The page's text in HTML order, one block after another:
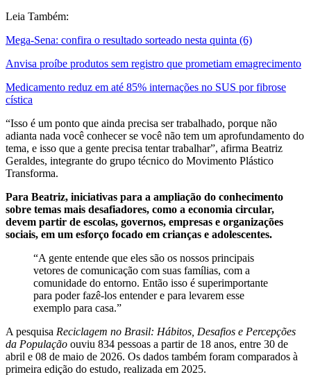
Leia Também:
Mega-Sena: confira o resultado sorteado nesta quinta (6)
Anvisa proíbe produtos sem registro que prometiam emagrecimento
Medicamento reduz em até 85% internações no SUS por fibrose
cística
“Isso é um ponto que ainda precisa ser trabalhado, porque não
adianta nada você conhecer se você não tem um aprofundamento do
tema, e isso que a gente precisa tentar trabalhar”, afirma Beatriz
Geraldes, integrante do grupo técnico do Movimento Plástico
Transforma.
Para Beatriz, iniciativas para a ampliação do conhecimento
sobre temas mais desafiadores, como a economia circular,
devem partir de escolas, governos, empresas e organizações
sociais, em um esforço focado em crianças e adolescentes.
“A gente entende que eles são os nossos principais
vetores de comunicação com suas famílias, com a
comunidade do entorno. Então isso é superimportante
para poder fazê-los entender e para levarem esse
exemplo para casa.”
A pesquisa Reciclagem no Brasil: Hábitos, Desafios e Percepções
da População ouviu 834 pessoas a partir de 18 anos, entre 30 de
abril e 08 de maio de 2026. Os dados também foram comparados à
primeira edição do estudo, realizada em 2025.